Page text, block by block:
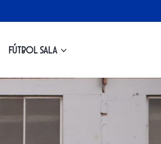
Fútbol Sala